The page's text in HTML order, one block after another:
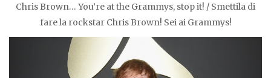
Chris Brown… You’re at the Grammys, stop it! / Smettila di
fare la rockstar Chris Brown! Sei ai Grammys!